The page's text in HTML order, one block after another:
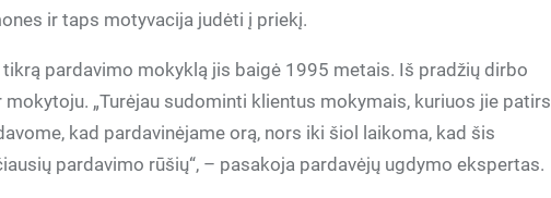
ir taps motyvacija judėti į priekį.
pardavimo mokyklą jis baigė 1995 metais. Iš pradžių dirbo
„Turėjau sudominti klientus mokymais, kuriuos jie patirs
kad pardavinėjame orą, nors iki šiol laikoma, kad šis
pardavimo rūšių“, – pasakoja pardavėjų ugdymo ekspertas.